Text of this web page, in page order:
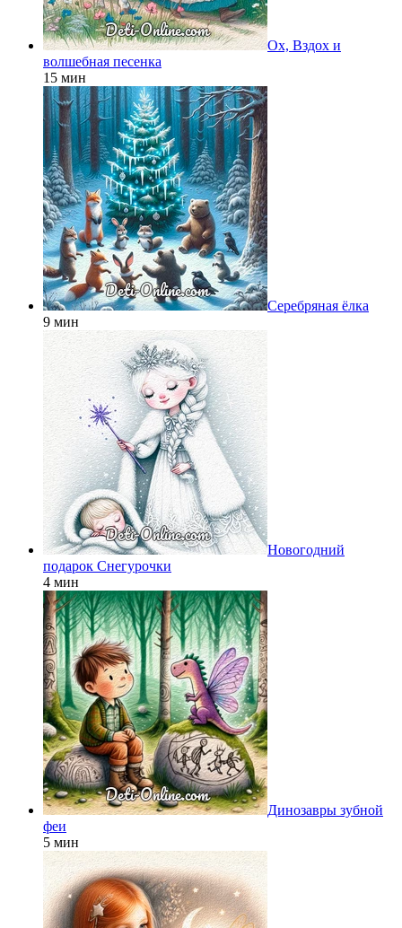
Ох, Вздох и
волшебная песенка
15 мин
Серебряная ёлка
9 мин
Новогодний
подарок Снегурочки
4 мин
Динозавры зубной
феи
5 мин